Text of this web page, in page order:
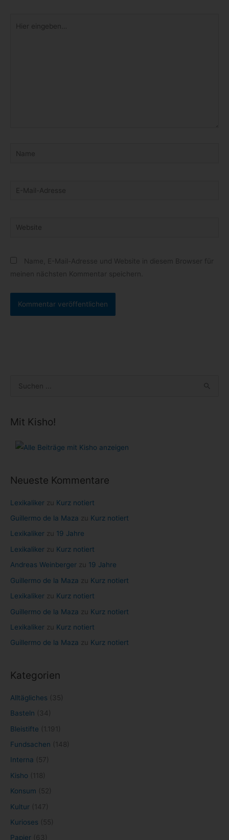
eingeben…
Name
Website
Name, E-Mail-Adresse und Website in diesem Browser für
meinen nächsten Kommentar speichern.
h
a
h
:
Mit Kisho!
Neueste Kommentare
Lexikaliker zu Kurz notiert
Guillermo de la Maza zu Kurz notiert
Lexikaliker zu 19 Jahre
Lexikaliker zu Kurz notiert
Andreas Weinberger zu 19 Jahre
Guillermo de la Maza zu Kurz notiert
Lexikaliker zu Kurz notiert
Guillermo de la Maza zu Kurz notiert
Lexikaliker zu Kurz notiert
Guillermo de la Maza zu Kurz notiert
Kategorien
Alltägliches (35)
Basteln (34)
Bleistifte (1.191)
Fundsachen (148)
Interna (57)
Kisho (118)
Konsum (52)
Kultur (147)
Kurioses (55)
Papier (63)